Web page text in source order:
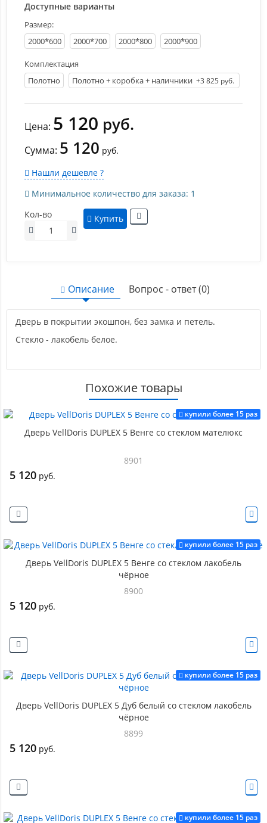
Доступные варианты
Размер:
2000*600
2000*700 2000*800 2000*900
Комплектация
Полотно
Полотно + коробка + наличники +3 825 руб.
Цена: 5 120 руб.
Сумма: 5 120 руб.
Нашли дешевле ?
Минимальное количество для заказа: 1
Кол-во
Купить
Описание Вопрос - ответ (0)
Дверь в покрытии экошпон, без замка и петель.
Стекло - лакобель белое.
Похожие товары
купили более 15 раз
Дверь VellDoris DUPLEX 5 Венге со стеклом мателюкс
8901
5 120 руб.
купили более 15 раз
Дверь VellDoris DUPLEX 5 Венге со стеклом лакобель
чёрное
8900
5 120 руб.
купили более 15 раз
Дверь VellDoris DUPLEX 5 Дуб белый со стеклом лакобель
чёрное
8899
5 120 руб.
купили более 15 раз